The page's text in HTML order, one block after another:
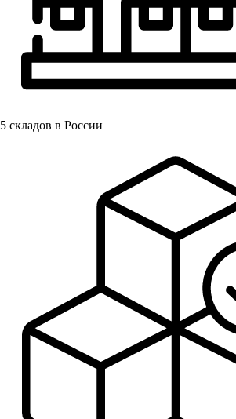
5 складов в России